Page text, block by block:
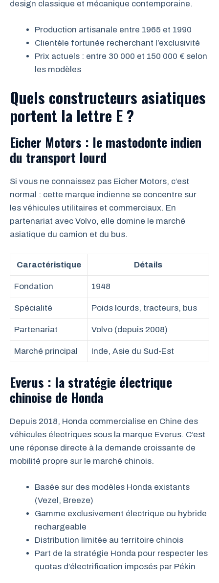
design classique et mécanique contemporaine.
Production artisanale entre 1965 et 1990
Clientèle fortunée recherchant l’exclusivité
Prix actuels : entre 30 000 et 150 000 € selon
les modèles
Quels constructeurs asiatiques
portent la lettre E ?
Eicher Motors : le mastodonte indien
du transport lourd
Si vous ne connaissez pas Eicher Motors, c’est
normal : cette marque indienne se concentre sur
les véhicules utilitaires et commerciaux. En
partenariat avec Volvo, elle domine le marché
asiatique du camion et du bus.
Caractéristique Détails
Fondation 1948
Spécialité Poids lourds, tracteurs, bus
Partenariat Volvo (depuis 2008)
Marché principal Inde, Asie du Sud-Est
Everus : la stratégie électrique
chinoise de Honda
Depuis 2018, Honda commercialise en Chine des
véhicules électriques sous la marque Everus. C’est
une réponse directe à la demande croissante de
mobilité propre sur le marché chinois.
Basée sur des modèles Honda existants
(Vezel, Breeze)
Gamme exclusivement électrique ou hybride
rechargeable
Distribution limitée au territoire chinois
Part de la stratégie Honda pour respecter les
quotas d’électrification imposés par Pékin